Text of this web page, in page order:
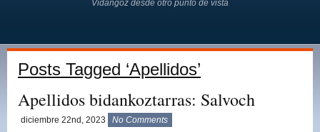
Vidángoz desde otro punto de vista
Posts Tagged ‘Apellidos’
Apellidos bidankoztarras: Salvoch
diciembre 22nd, 2023 No Comments